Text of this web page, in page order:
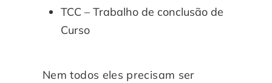
TCC – Trabalho de conclusão de
Curso
Nem todos eles precisam ser